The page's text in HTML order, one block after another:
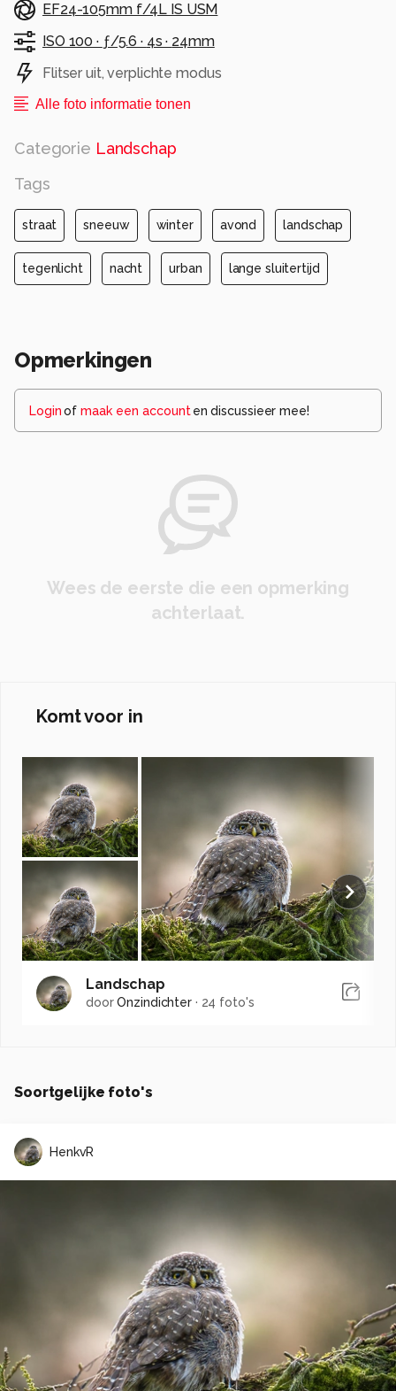
EF24-105mm f/4L IS USM
ISO 100 · ƒ/5.6 · 4s · 24mm
Flitser uit, verplichte modus
Alle foto informatie tonen
Categorie Landschap
Tags
straat sneeuw winter avond landschap
tegenlicht nacht urban lange sluitertijd
Opmerkingen
Loginof maak een account en discussieer mee!
Wees de eerste die een opmerking
achterlaat.
Komt voor in
Landschap
doorOnzindichter· 24 foto's
Soortgelijke foto's
HenkvR